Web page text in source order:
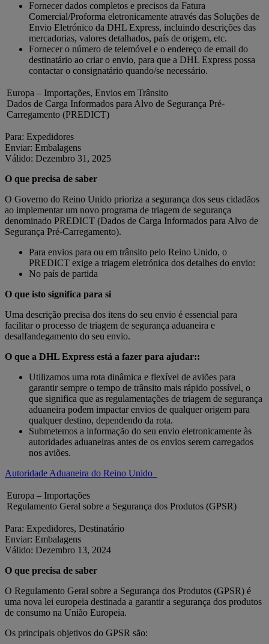
Fornecer dados completos e precisos da Fatura
Comercial/Proforma eletronicamente através das Soluções de
Envio Eletrónico da DHL Express, incluindo descrições das
mercadorias, valores detalhados, país de origem, etc.
Fornecer o número de telemóvel e o endereço de email do
destinatário ao criar o envio, para que a DHL Express possa
contactar o consignatário quando/se necessário.
Europa – Importações, Envios em Trânsito
Dados de Carga Informados para Alvo de Segurança Pré-
Carregamento (PREDICT)
Para: Expedidores
Enviar: Embalagens
Válido: Dezembro 31, 2025
O que precisa de saber
O Governo do Reino Unido prioriza a segurança dos seus cidadãos
ao implementar um novo programa de triagem de segurança
denominado PREDICT (Dados de Carga Informados para Alvo de
Segurança Pré-Carregamento).
Para envios para ou em trânsito pelo Reino Unido, o
PREDICT exige a triagem eletrónica dos detalhes do envio:
No país de partida
O que isto significa para si
Uma descrição precisa dos itens do seu envio é essencial para
facilitar o processo de triagem de segurança aduaneira e
desalfandegamento do seu envio.
O que a DHL Express está a fazer para ajudar::
Utilizamos uma rota dinâmica e flexível de aviões para
garantir sempre o tempo de trânsito mais rápido possível, o
que significa que as regulamentações de triagem de segurança
aduaneira podem impactar envios de qualquer origem para
qualquer destino, dependendo da rota.
Submetemos a informação do seu envio eletronicamente às
autoridades aduaneiras antes de os envios serem carregados
nos aviões.
Autoridade Aduaneira do Reino Unido
Europa – Importações
Regulamento Geral sobre a Segurança dos Produtos (GPSR)
Para: Expedidores, Destinatário
Enviar: Embalagens
Válido: Dezembro 13, 2024
O que precisa de saber
O Regulamento Geral sobre a Segurança dos Produtos (GPSR) é
uma nova lei europeia destinada a garantir a segurança dos produtos
de consumo na União Europeia.
Os principais objetivos do GPSR são: